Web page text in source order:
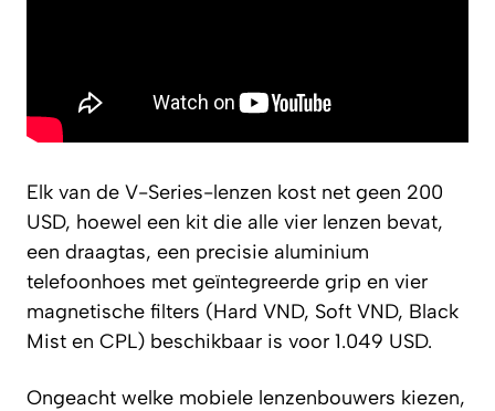
Elk van de V-Series-lenzen kost net geen 200
USD, hoewel een kit die alle vier lenzen bevat,
een draagtas, een precisie aluminium
telefoonhoes met geïntegreerde grip en vier
magnetische filters (Hard VND, Soft VND, Black
Mist en CPL) beschikbaar is voor 1.049 USD.
Ongeacht welke mobiele lenzenbouwers kiezen,